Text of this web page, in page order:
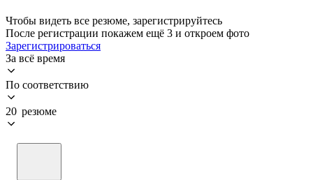
Чтобы видеть все резюме, зарегистрируйтесь
После регистрации покажем ещё 3 и откроем фото
Зарегистрироваться
За всё время
По соответствию
20 резюме